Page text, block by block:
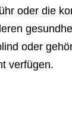
oder die
oder
verfügen.